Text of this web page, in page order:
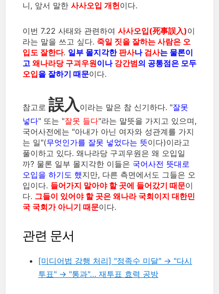
니, 앞서 말한 사사오입 개헌이다.
이번 7.22 사태와 관련하여 사사오입(死事誤入)이
라는 말을 쓰고 싶다. 죽일 짓을 잘하는 사람은 오
입도 잘한다. 일부 몰지각한 판사나 검사는 물론이
고 왜나라당 구괴우원이나 강간범의 공통점은 모두
오입을 잘하기 때문이다.
참고로 誤入이라는 말은 참 신기하다. "잘못
넣다" 또는 "잘못 들다"라는 말뜻을 가지고 있으며,
국어사전에는 "아내가 아닌 여자와 성관계를 가지
는 일"(무엇인가를 잘못 넣었다는 뜻이다)이라고
풀이하고 있다. 왜나라당 구괴우원은 왜 오입일
까? 물론 일부 몰지각한 이들은 국어사전 뜻대로
오입을 하기도 했지만, 다른 측면에서도 그들은 오
입이다. 들어가지 말아야 할 곳에 들어갔기 때문이
다. 그들이 있어야 할 곳은 왜나라 국회이지 대한민
국 국회가 아니기 때문이다.
관련 문서
[미디어법 강행 처리] "정족수 미달" → "다시
투표" → "통과"… 재투표 효력 공방